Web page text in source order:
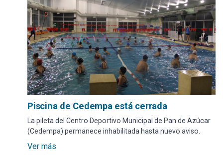
Piscina de Cedempa está cerrada
La pileta del Centro Deportivo Municipal de Pan de Azúcar
(Cedempa) permanece inhabilitada hasta nuevo aviso.
Ver más